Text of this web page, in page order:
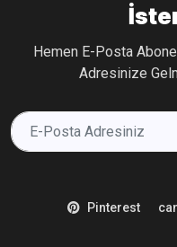
Hemen E-Posta Abonesi Olarak Son Yazıların E-Posta
Adresinize
Pinterest